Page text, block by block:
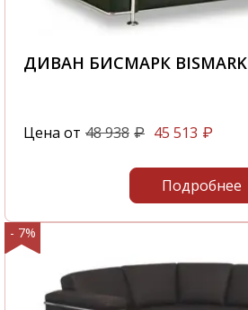
ДИВАН БИСМАРК BISMARK
Цена от 48 938 ₽ 45 513 ₽
Подробнее
- 7%